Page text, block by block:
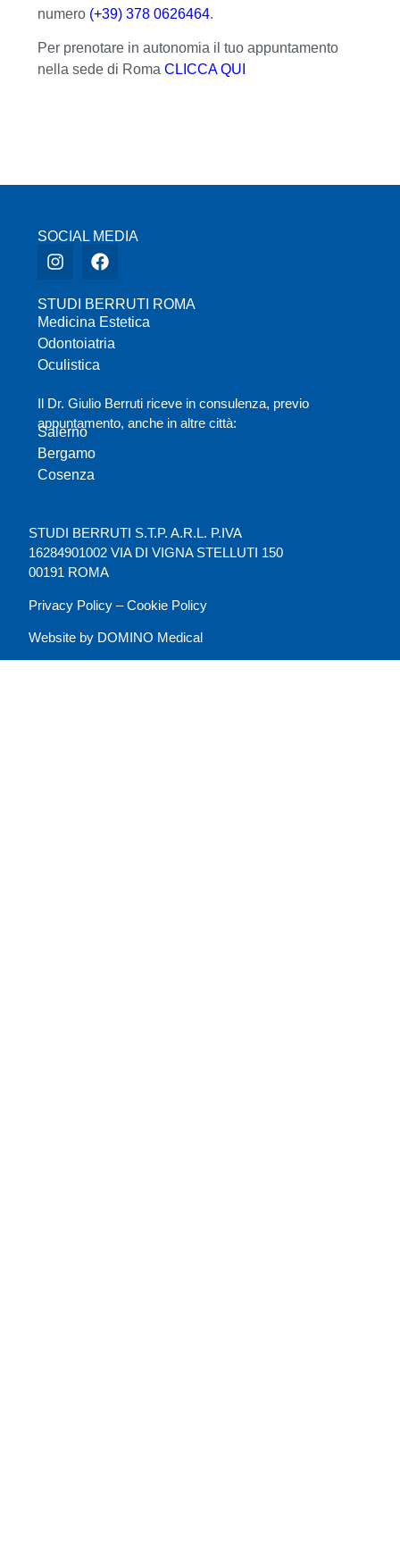
numero (+39) 378 0626464.
Per prenotare in autonomia il tuo appuntamento
nella sede di Roma CLICCA QUI
SOCIAL MEDIA
STUDI BERRUTI ROMA
Medicina Estetica
Odontoiatria
Oculistica
Il Dr. Giulio Berruti riceve in consulenza, previo
appuntamento, anche in altre città:
Salerno
Bergamo
Cosenza
STUDI BERRUTI S.T.P. A.R.L. P.IVA
16284901002 VIA DI VIGNA STELLUTI 150
00191 ROMA
Privacy Policy –Cookie Policy
Website by DOMINO Medical